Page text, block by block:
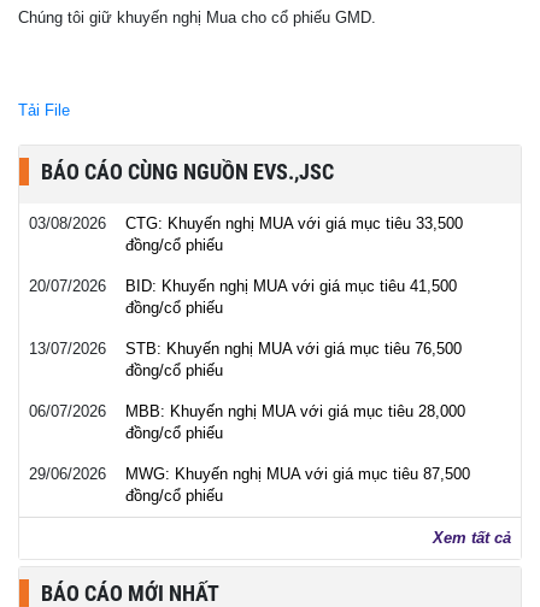
Chúng tôi giữ khuyến nghị Mua cho cổ phiếu GMD.
Tải File
BÁO CÁO CÙNG NGUỒN EVS.,JSC
03/08/2026
CTG: Khuyến nghị MUA với giá mục tiêu 33,500
đồng/cổ phiếu
20/07/2026
BID: Khuyến nghị MUA với giá mục tiêu 41,500
đồng/cổ phiếu
13/07/2026
STB: Khuyến nghị MUA với giá mục tiêu 76,500
đồng/cổ phiếu
06/07/2026
MBB: Khuyến nghị MUA với giá mục tiêu 28,000
đồng/cổ phiếu
29/06/2026
MWG: Khuyến nghị MUA với giá mục tiêu 87,500
đồng/cổ phiếu
Xem tất cả
BÁO CÁO MỚI NHẤT